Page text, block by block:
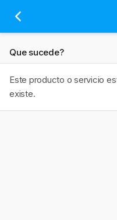
Que sucede?
Este producto o servicio
existe.